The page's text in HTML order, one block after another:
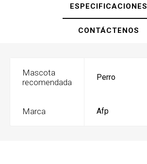
ESPECIFICACIONES
CONTÁCTENOS
Mascota
recomendada
Perro
Marca Afp